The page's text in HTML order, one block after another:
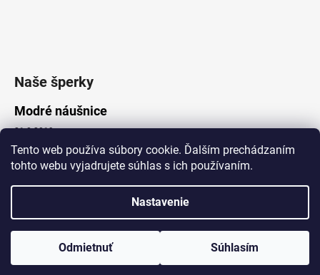
Tento web používa súbory cookie. Ďalším prechádzaním
tohto webu vyjadrujete súhlas s ich používaním.
Nastavenie
Odmietnuť Súhlasím
www.Lotka.sk - najkrajšie šperky za dobré ceny. Pri nákupe nad 50€
poštovné zdarma. Nakupujte s dôverou - naša spoločnosť je s
Naše šperky
Modré náušnice
21.8.2019
Vytvoril Shoptet
Lotka.sk. Všetky práva vyhradené.
Upraviť nastavenie cookies